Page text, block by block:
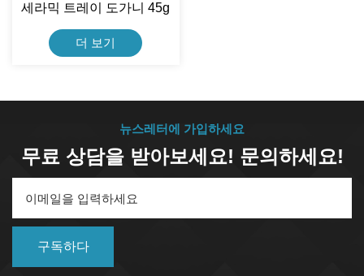
세라믹 트레이 도가니 45g
더 보기
뉴스레터에 가입하세요
무료 상담을 받아보세요! 문의하세요!
구독하다